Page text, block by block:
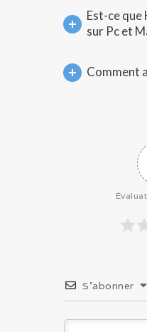
Est-ce que
sur Pc et
Comment
S’abonner